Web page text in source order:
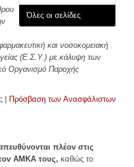
Όλες οι σελίδες
και νοσοκομειακή
(Ε.Σ.Υ.) με κάλυψη των
Οργανισμό Παροχής
|
Πρόσβαση των Ανασφάλιστων
πλέον στις
ΑΜΚΑ τους, καθώς το